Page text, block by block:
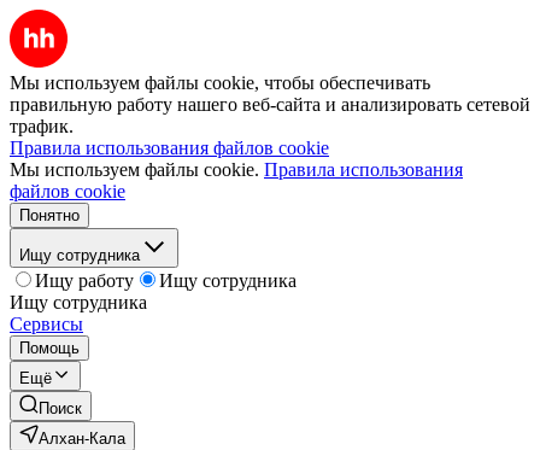
Мы используем файлы cookie, чтобы обеспечивать
правильную работу нашего веб-сайта и анализировать сетевой
трафик.
Правила использования файлов cookie
Мы используем файлы cookie. Правила использования
файлов cookie
Понятно
Ищу сотрудника
Ищу работу
Ищу сотрудника
Ищу сотрудника
Сервисы
Помощь
Ещё
Поиск
Алхан-Кала